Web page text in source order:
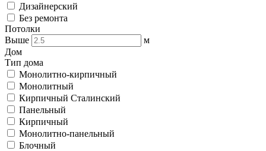
Дизайнерский
Без ремонта
Потолки
Выше
м
Дом
Тип дома
Монолитно-кирпичный
Монолитный
Кирпичный Сталинский
Панельный
Кирпичный
Монолитно-панельный
Блочный